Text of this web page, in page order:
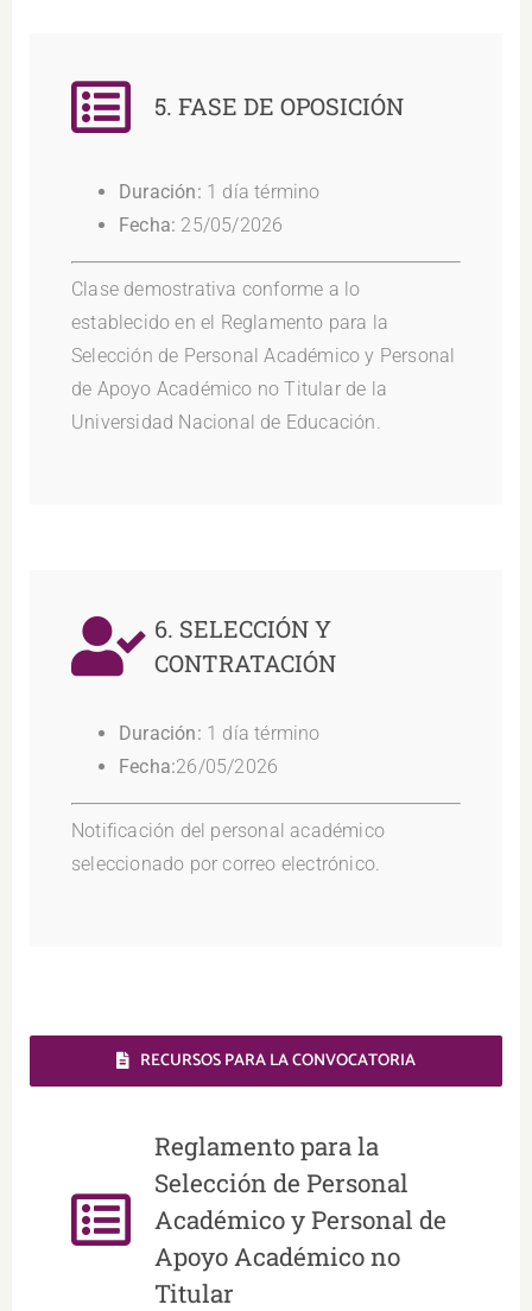
5. FASE DE OPOSICIÓN
Duración: 1 día término
Fecha: 25/05/2026
Clase demostrativa conforme a lo
establecido en el Reglamento para la
Selección de Personal Académico y Personal
de Apoyo Académico no Titular de la
Universidad Nacional de Educación.
6. SELECCIÓN Y
CONTRATACIÓN
Duración: 1 día término
Fecha:26/05/2026
Notificación del personal académico
seleccionado por correo electrónico.
RECURSOS PARA LA CONVOCATORIA
Reglamento para la
Selección de Personal
Académico y Personal de
Apoyo Académico no
Titular